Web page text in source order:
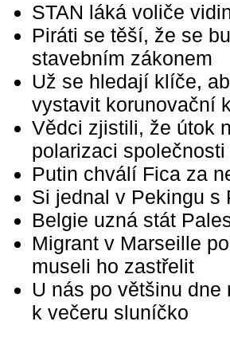
STAN láká voliče
Piráti se těší, že se
stavebním zákonem
Už se hledají klíče,
vystavit korunovační
Vědci zjistili, že útok
polarizaci společnosti
Putin chválí Fica za
Si jednal v Pekingu s
Belgie uzná stát
Migrant v Marseille
museli ho zastřelit
U nás po většinu
k večeru sluníčko